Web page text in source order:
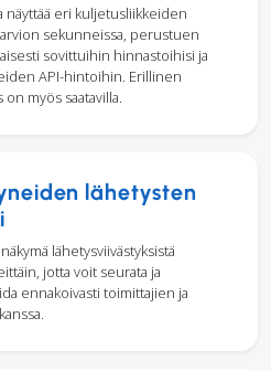
näyttää eri kuljetusliikkeiden
sekunneissa, perustuen
sovittuihin hinnastoihisi ja
API-hintoihin. Erillinen
myös saatavilla.
lähetysten
lähetysviivästyksistä
jotta voit seurata ja
ennakoivasti toimittajien ja